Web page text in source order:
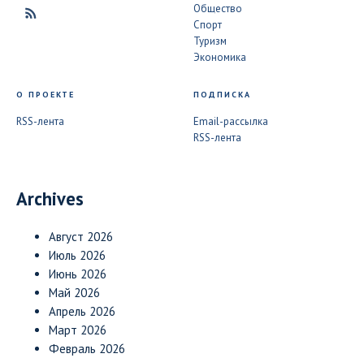
Общество
Спорт
Туризм
Экономика
О ПРОЕКТЕ
RSS-лента
ПОДПИСКА
Email-рассылка
RSS-лента
Archives
Август 2026
Июль 2026
Июнь 2026
Май 2026
Апрель 2026
Март 2026
Февраль 2026